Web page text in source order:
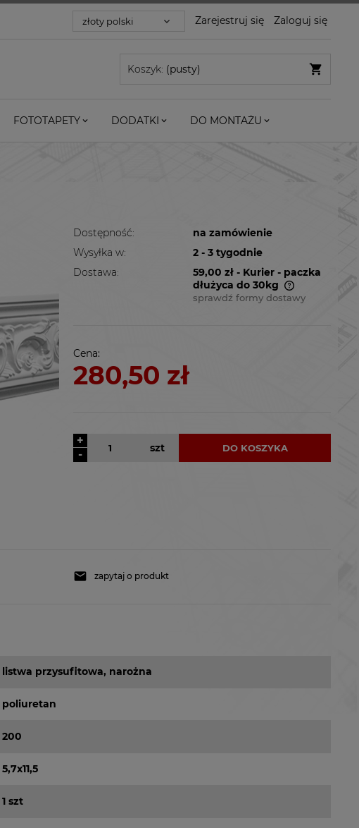
Zarejestruj się Zaloguj się
Koszyk: (pusty)
FOTOTAPETY DODATKI DO MONTAŻU
Dostępność:
na zamówienie
Wysyłka w:
2 - 3 tygodnie
Dostawa:
59,00 zł - Kurier - paczka
dłużyca do 30kg
sprawdź formy dostawy
Cena:
280,50 zł
-
+
szt DO KOSZYKA
zapytaj o produkt
listwa przysufitowa, narożna
poliuretan
200
5,7x11,5
1 szt